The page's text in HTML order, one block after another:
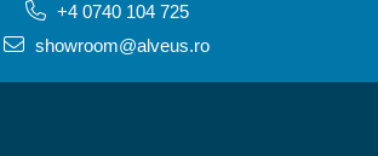
+4 0740 104 725
showroom@alveus.ro